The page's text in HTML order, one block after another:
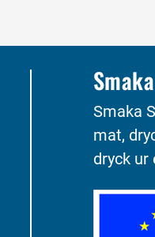
Smaka
mat,
dryck